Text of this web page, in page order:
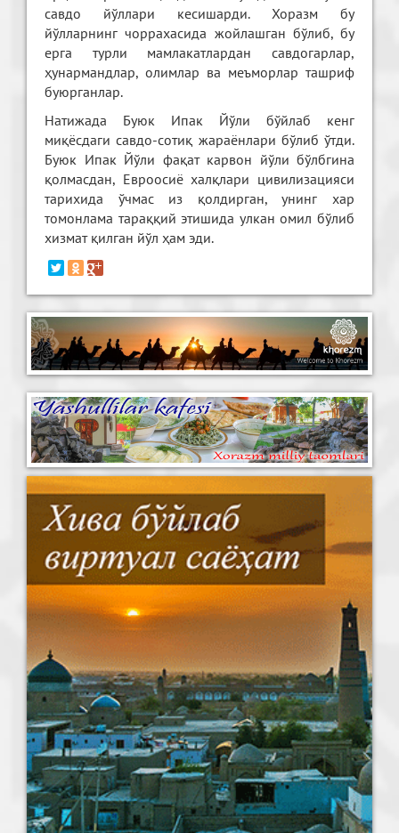
савдо йўллари кесишарди. Хоразм бу
йўлларнинг чоррахасида жойлашган бўлиб, бу
ерга турли мамлакатлардан савдогарлар,
ҳунармандлар, олимлар ва меъморлар ташриф
буюрганлар.
Натижада Буюк Ипак Йўли бўйлаб кенг
миқёсдаги савдо-сотиқ жараёнлари бўлиб ўтди.
Буюк Ипак Йўли фақат карвон йўли бўлбгина
қолмасдан, Евроосиё халқлари цивилизацияси
тарихида ўчмас из қолдирган, унинг хар
томонлама тараққий этишида улкан омил бўлиб
хизмат қилган йўл ҳам эди.